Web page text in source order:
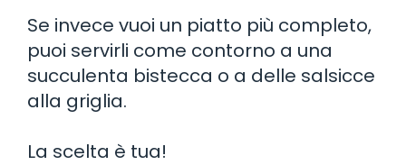
Se invece vuoi un piatto più completo,
puoi servirli come contorno a una
succulenta bistecca o a delle salsicce
alla griglia.
La scelta è tua!